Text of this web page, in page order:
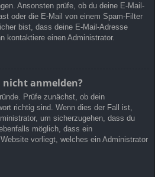
Ansonsten prüfe, ob du deine E-Mail-
oder die E-Mail von einem Spam-Filter
bist, dass deine E-Mail-Adresse
kontaktiere einen Administrator.
anmelden?
Prüfe zunächst, ob dein
richtig sind. Wenn dies der Fall ist,
um sicherzugehen, dass du
möglich, dass ein
vorliegt, welches ein Administrator